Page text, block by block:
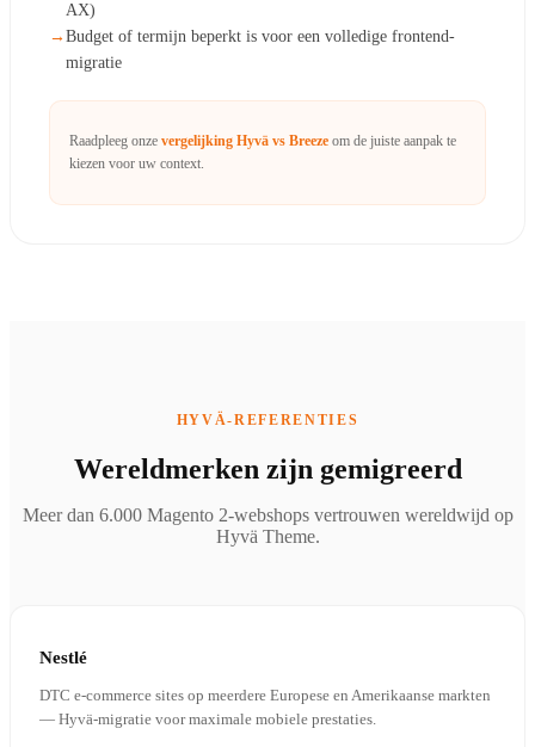
AX)
→ Budget of termijn beperkt is voor een volledige frontend-
migratie
Raadpleeg onze vergelijking Hyvä vs Breeze om de juiste aanpak te
kiezen voor uw context.
HYVÄ-REFERENTIES
Wereldmerken zijn gemigreerd
Meer dan 6.000 Magento 2-webshops vertrouwen wereldwijd op
Hyvä Theme.
Nestlé
DTC e-commerce sites op meerdere Europese en Amerikaanse markten
— Hyvä-migratie voor maximale mobiele prestaties.